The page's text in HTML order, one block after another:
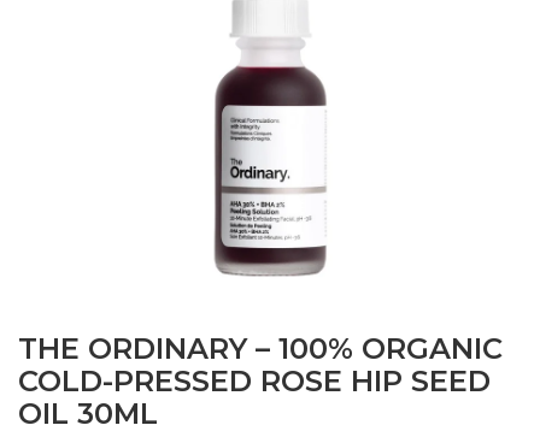
THE ORDINARY – 100% ORGANIC
COLD-PRESSED ROSE HIP SEED
OIL 30ML